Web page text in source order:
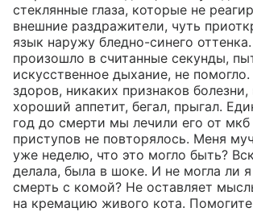
стеклянные глаза, которые не
внешние раздражители, чуть
язык наружу бледно-синего
произошло в считанные секунды,
искусственное дыхание, не
здоров, никаких признаков болезни,
хороший аппетит, бегал, прыгал.
год до смерти мы лечили его от
приступов не повторялось. Меня
уже неделю, что это могло быть?
делала, была в шоке. И не могла ли я
смерть с комой? Не оставляет
на кремацию живого кота. Помогите